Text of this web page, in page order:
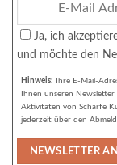
Ja, ich
und möchte den
Hinweis: Ihre E-Mail-
Ihnen unseren
Aktivitäten von Scharfe
jederzeit über den